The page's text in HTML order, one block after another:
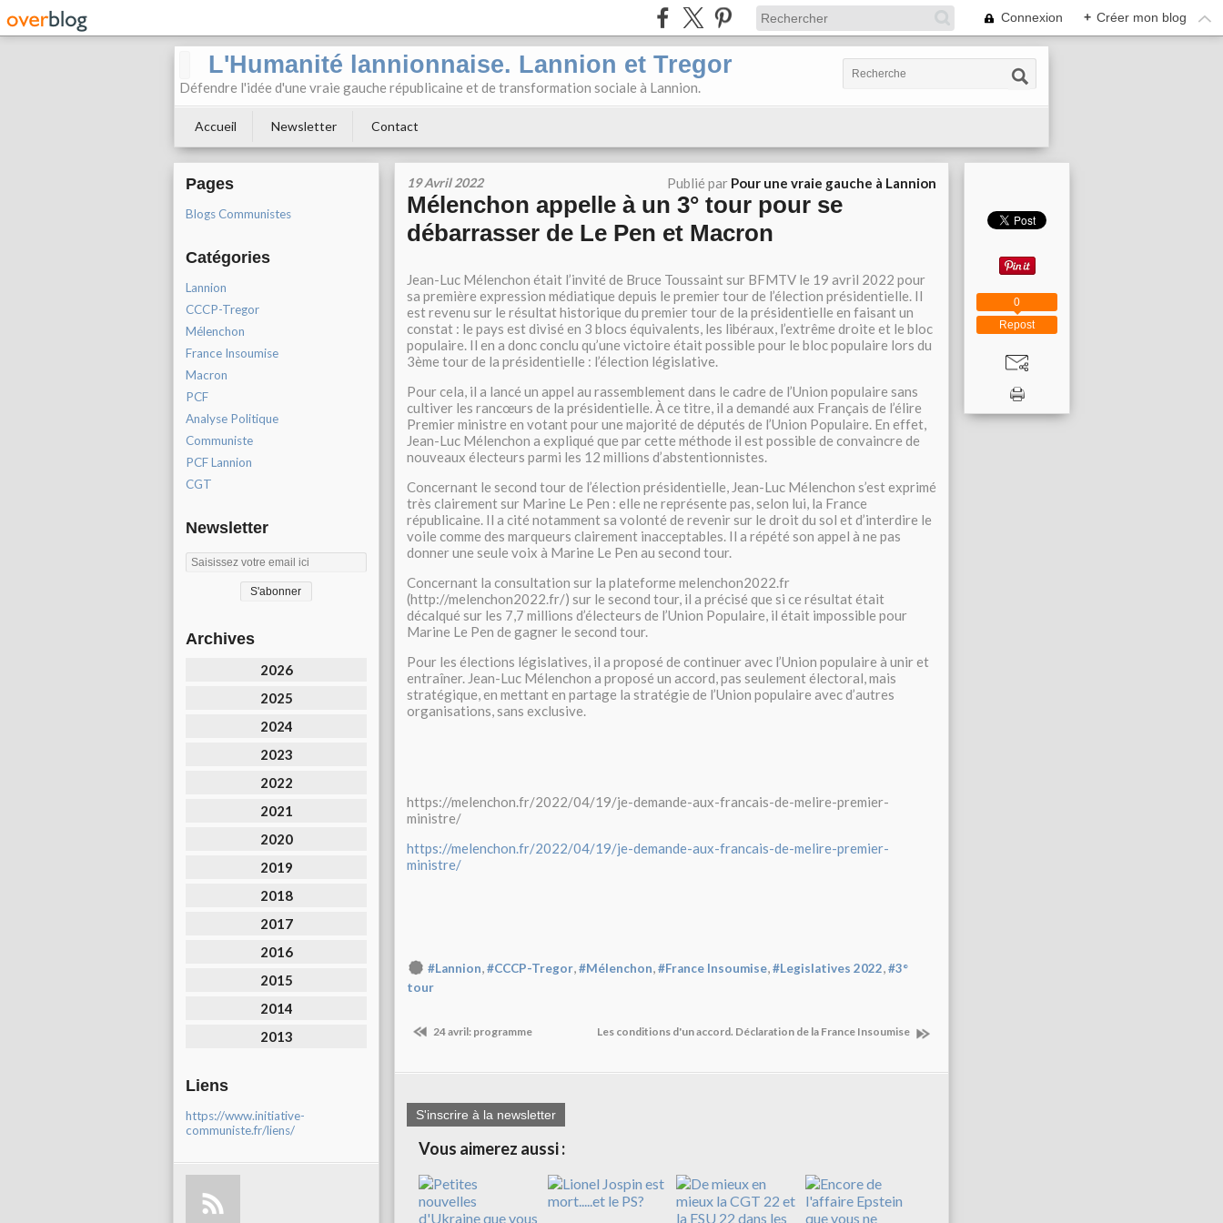
Connexion + Créer mon blog
L'Humanité lannionnaise. Lannion et Tregor
Défendre l'idée d'une vraie gauche républicaine et de transformation sociale à Lannion.
Accueil Newsletter Contact
Pages
Blogs Communistes
Catégories
Lannion
CCCP-Tregor
Mélenchon
France Insoumise
Macron
PCF
Analyse Politique
Communiste
PCF Lannion
CGT
Newsletter
Archives
2026
2025
2024
2023
2022
2021
2020
2019
2018
2017
2016
2015
2014
2013
Liens
https://www.initiative-
communiste.fr/liens/
19 Avril 2022 Publié par Pour une vraie gauche à Lannion
Mélenchon appelle à un 3° tour pour se
débarrasser de Le Pen et Macron
Jean-Luc Mélenchon était l’invité de Bruce Toussaint sur BFMTV le 19 avril 2022 pour
sa première expression médiatique depuis le premier tour de l’élection présidentielle. Il
est revenu sur le résultat historique du premier tour de la présidentielle en faisant un
constat : le pays est divisé en 3 blocs équivalents, les libéraux, l’extrême droite et le bloc
populaire. Il en a donc conclu qu’une victoire était possible pour le bloc populaire lors du
3ème tour de la présidentielle : l’élection législative.
Pour cela, il a lancé un appel au rassemblement dans le cadre de l’Union populaire sans
cultiver les rancœurs de la présidentielle. À ce titre, il a demandé aux Français de l’élire
Premier ministre en votant pour une majorité de députés de l’Union Populaire. En effet,
Jean-Luc Mélenchon a expliqué que par cette méthode il est possible de convaincre de
nouveaux électeurs parmi les 12 millions d’abstentionnistes.
Concernant le second tour de l’élection présidentielle, Jean-Luc Mélenchon s’est exprimé
très clairement sur Marine Le Pen : elle ne représente pas, selon lui, la France
républicaine. Il a cité notamment sa volonté de revenir sur le droit du sol et d’interdire le
voile comme des marqueurs clairement inacceptables. Il a répété son appel à ne pas
donner une seule voix à Marine Le Pen au second tour.
Concernant la consultation sur la plateforme melenchon2022.fr
(http://melenchon2022.fr/) sur le second tour, il a précisé que si ce résultat était
décalqué sur les 7,7 millions d’électeurs de l’Union Populaire, il était impossible pour
Marine Le Pen de gagner le second tour.
Pour les élections législatives, il a proposé de continuer avec l’Union populaire à unir et
entraîner. Jean-Luc Mélenchon a proposé un accord, pas seulement électoral, mais
stratégique, en mettant en partage la stratégie de l’Union populaire avec d’autres
organisations, sans exclusive.
https://melenchon.fr/2022/04/19/je-demande-aux-francais-de-melire-premier-
ministre/
https://melenchon.fr/2022/04/19/je-demande-aux-francais-de-melire-premier-
ministre/
#Lannion,#CCCP-Tregor,#Mélenchon,#France Insoumise,#Legislatives 2022,#3°
tour
24 avril: programme Les conditions d'un accord. Déclaration de la France Insoumise
S'inscrire à la newsletter
Vous aimerez aussi :
Repost
0